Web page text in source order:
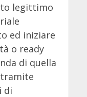
legittimo
ed iniziare
o ready
di quella
di